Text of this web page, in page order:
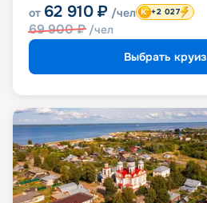
от 62 910 ₽ /чел
69 900₽ /чел
+2 027
Выбрать круиз